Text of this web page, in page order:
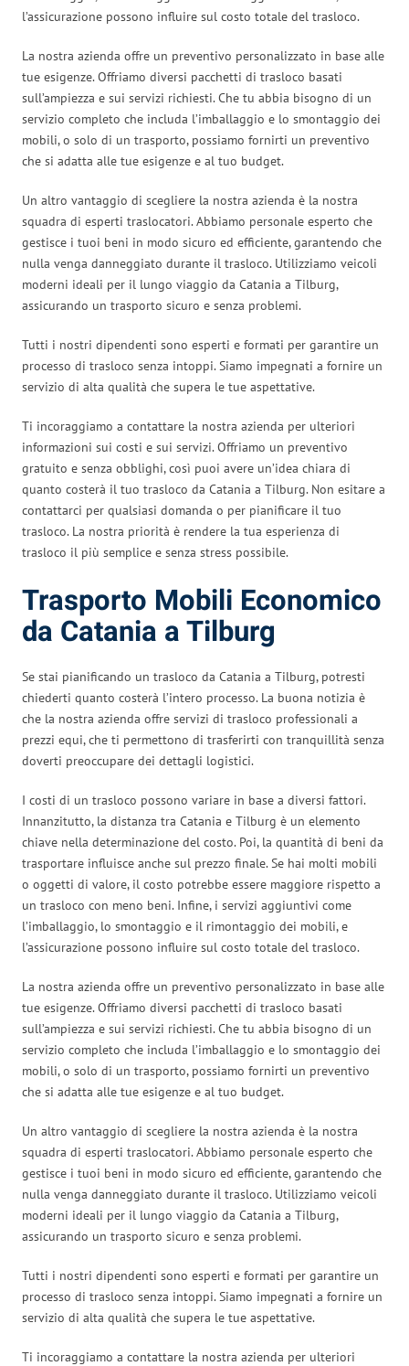
l’assicurazione possono influire sul costo totale del trasloco.
La nostra azienda offre un preventivo personalizzato in base alle
tue esigenze. Offriamo diversi pacchetti di trasloco basati
sull’ampiezza e sui servizi richiesti. Che tu abbia bisogno di un
servizio completo che includa l’imballaggio e lo smontaggio dei
mobili, o solo di un trasporto, possiamo fornirti un preventivo
che si adatta alle tue esigenze e al tuo budget.
Un altro vantaggio di scegliere la nostra azienda è la nostra
squadra di esperti traslocatori. Abbiamo personale esperto che
gestisce i tuoi beni in modo sicuro ed efficiente, garantendo che
nulla venga danneggiato durante il trasloco. Utilizziamo veicoli
moderni ideali per il lungo viaggio da Catania a Tilburg,
assicurando un trasporto sicuro e senza problemi.
Tutti i nostri dipendenti sono esperti e formati per garantire un
processo di trasloco senza intoppi. Siamo impegnati a fornire un
servizio di alta qualità che supera le tue aspettative.
Ti incoraggiamo a contattare la nostra azienda per ulteriori
informazioni sui costi e sui servizi. Offriamo un preventivo
gratuito e senza obblighi, così puoi avere un’idea chiara di
quanto costerà il tuo trasloco da Catania a Tilburg. Non esitare a
contattarci per qualsiasi domanda o per pianificare il tuo
trasloco. La nostra priorità è rendere la tua esperienza di
trasloco il più semplice e senza stress possibile.
Trasporto Mobili Economico
da Catania a Tilburg
Se stai pianificando un trasloco da Catania a Tilburg, potresti
chiederti quanto costerà l’intero processo. La buona notizia è
che la nostra azienda offre servizi di trasloco professionali a
prezzi equi, che ti permettono di trasferirti con tranquillità senza
doverti preoccupare dei dettagli logistici.
I costi di un trasloco possono variare in base a diversi fattori.
Innanzitutto, la distanza tra Catania e Tilburg è un elemento
chiave nella determinazione del costo. Poi, la quantità di beni da
trasportare influisce anche sul prezzo finale. Se hai molti mobili
o oggetti di valore, il costo potrebbe essere maggiore rispetto a
un trasloco con meno beni. Infine, i servizi aggiuntivi come
l’imballaggio, lo smontaggio e il rimontaggio dei mobili, e
l’assicurazione possono influire sul costo totale del trasloco.
La nostra azienda offre un preventivo personalizzato in base alle
tue esigenze. Offriamo diversi pacchetti di trasloco basati
sull’ampiezza e sui servizi richiesti. Che tu abbia bisogno di un
servizio completo che includa l’imballaggio e lo smontaggio dei
mobili, o solo di un trasporto, possiamo fornirti un preventivo
che si adatta alle tue esigenze e al tuo budget.
Un altro vantaggio di scegliere la nostra azienda è la nostra
squadra di esperti traslocatori. Abbiamo personale esperto che
gestisce i tuoi beni in modo sicuro ed efficiente, garantendo che
nulla venga danneggiato durante il trasloco. Utilizziamo veicoli
moderni ideali per il lungo viaggio da Catania a Tilburg,
assicurando un trasporto sicuro e senza problemi.
Tutti i nostri dipendenti sono esperti e formati per garantire un
processo di trasloco senza intoppi. Siamo impegnati a fornire un
servizio di alta qualità che supera le tue aspettative.
Ti incoraggiamo a contattare la nostra azienda per ulteriori